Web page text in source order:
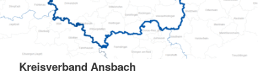
Kreisverband Ansbach